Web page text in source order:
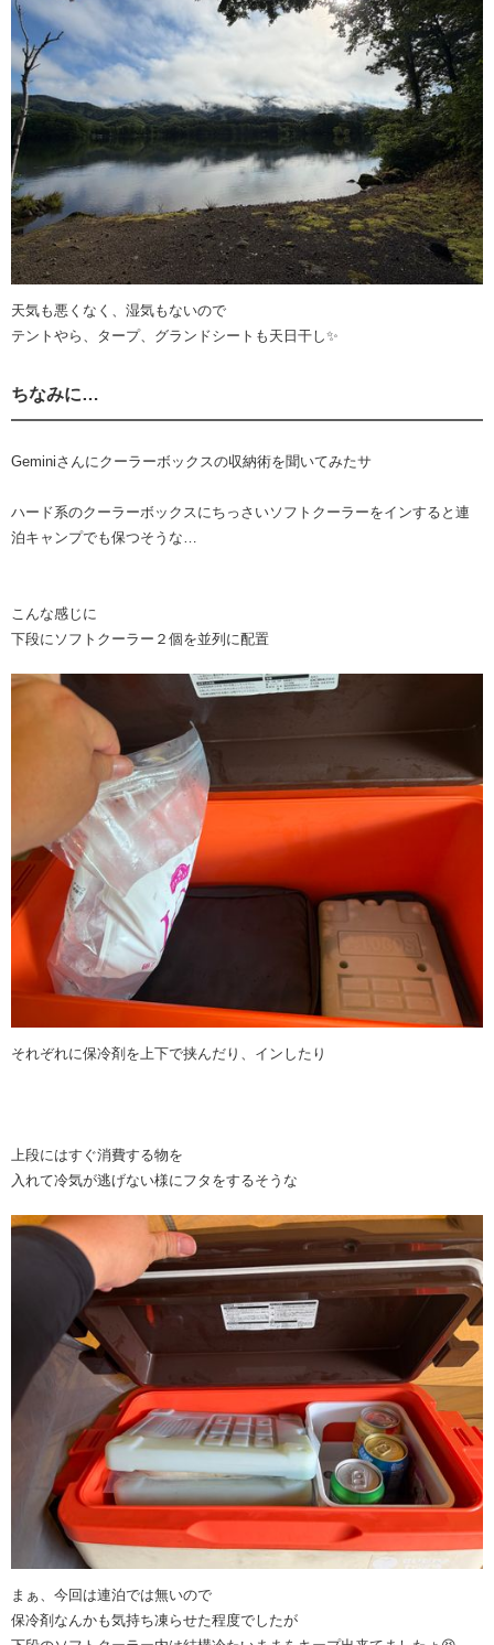
天気も悪くなく、湿気もないので
テントやら、タープ、グランドシートも天日干し✨
ちなみに…
Geminiさんにクーラーボックスの収納術を聞いてみたサ
ハード系のクーラーボックスにちっさいソフトクーラーをインすると連
泊キャンプでも保つそうな…
こんな感じに
下段にソフトクーラー２個を並列に配置
それぞれに保冷剤を上下で挟んだり、インしたり
上段にはすぐ消費する物を
入れて冷気が逃げない様にフタをするそうな
まぁ、今回は連泊では無いので
保冷剤なんかも気持ち凍らせた程度でしたが